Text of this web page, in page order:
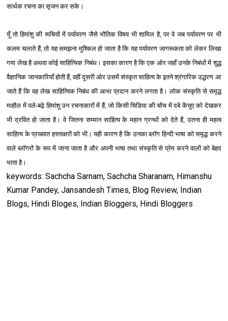
सार्थक रचना का सृजन कर सके।
यूँ तो हिमांशु की रूचियों में पर्यावरण जैसे भौतिक विषय भी शामिल है, पर वे जब पर्यावरण पर भी
कलम चलाते हैं, तो यह समझना मुश्किल हो जाता है कि यह पर्यावरण जागरूकता को लेकर लिखा
गया लेख है अथवा कोई साहित्यिक निबंध। इसका कारण है कि एक ओर जहाँ उनके निबंधों में शुद्ध
वैज्ञानिक जानकारियाँ होती हैं, वहीं दूसरी ओर उसमें संस्‍कृत साहित्‍य के इतने श्रंगारिक उद्धरण आ
जाते हैं कि वह लेख साहित्यिक निबंध की आभा प्रदान करने लगता है। लोक संस्‍कृति से समृद्ध
माहौल में पले-बढ़े हिमांशु उन रचनाकारों में हैं, जो किसी चिडिया की चोंच में दबे केंचुए को देखकर
भी द्रवित हो जाता है। वे जितना सम्‍मान साहित्‍य के महान ग्रन्‍थों को देते हैं, उतना ही महत्‍व
साहित्‍य के प्रख्‍यात हस्‍ताक्षरों को भी। यही कारण है कि उनका ब्‍लॉग हिन्‍दी भाषा को समृद्ध करने
वाले ब्‍लॉगरों के रूप में जाना जाता है और अपनी भाषा तथा संस्‍कृति से प्रेम करने वालों को बेहद
भाता है।
keywords: Sachcha Sarnam, Sachcha Sharanam, Himanshu
Kumar Pandey, Jansandesh Times, Blog Review, Indian
Blogs, Hindi Bloges, Indian Bloggers, Hindi Bloggers